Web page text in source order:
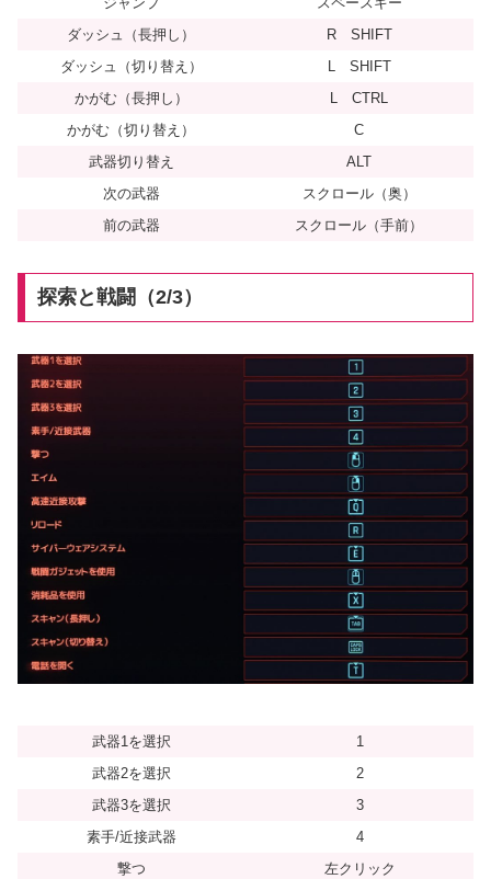
ダッシュ（長押し）
R SHIFT
ダッシュ（切り替え）
L SHIFT
かがむ（長押し）
L CTRL
かがむ（切り替え）
C
武器切り替え
ALT
次の武器
スクロール（奥）
前の武器
スクロール（手前）
探索と戦闘（2/3）
武器1を選択
1
武器2を選択
2
武器3を選択
3
素手/近接武器
4
撃つ
左クリック